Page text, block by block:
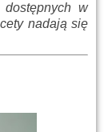
w
nadają się